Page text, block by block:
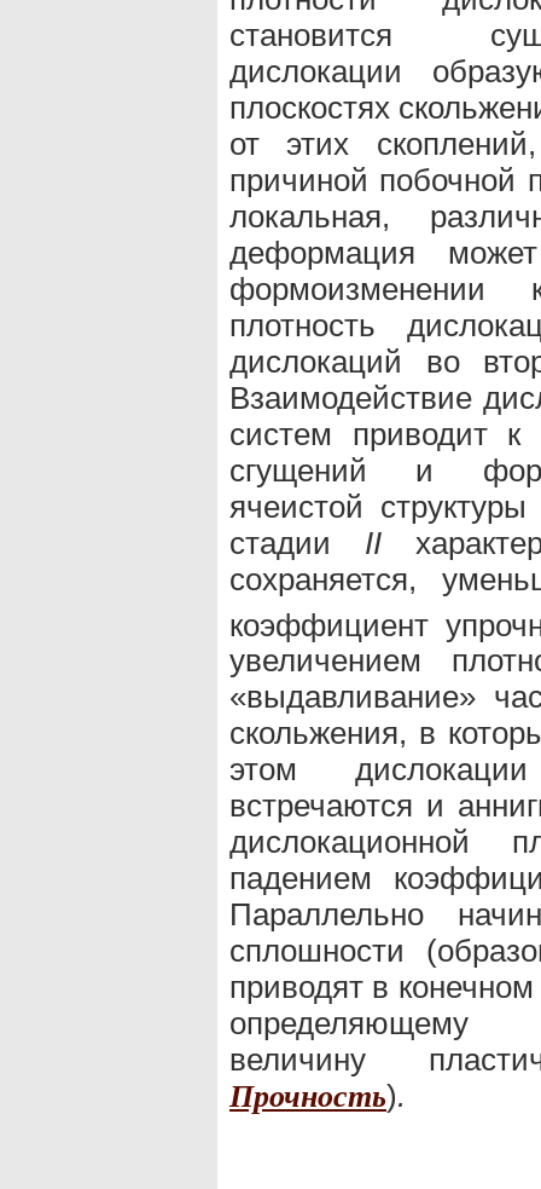
становится
дислокации
плоскостях
от этих
причиной побочной
локальная,
деформация
формоизменении
плотность
дислокаций во
Взаимодействие
систем приводит к
сгущений и
ячеистой структуры
стадии II
сохраняется,
коэффициент
увеличением
«выдавливание»
скольжения, в
этом
встречаются и
дислокационной
падением
Параллельно
сплошности
приводят в
определяющему
величину
Прочность).